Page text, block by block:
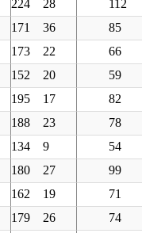
224 28 112
171 36 85
173 22 66
152 20 59
195 17 82
188 23 78
134 9 54
180 27 99
162 19 71
179 26 74